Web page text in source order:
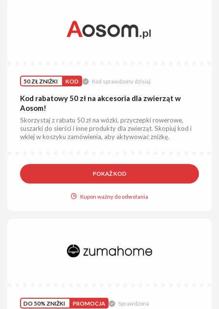
50 ZŁ ZNIŻKI KOD Kod sprawdzony dzisiaj
Kod rabatowy 50 zł na akcesoria dla zwierząt w
Aosom!
Skorzystaj z rabatu 50 zł na wózki, przyczepki rowerowe,
suszarki do sierści i inne produkty dla zwierząt. Skopiuj kod i
wklej w koszyku zamówienia, aby aktywować zniżkę.
POKAŻ KOD
Kupon ważny do odwołania
DO 50% ZNIŻKI PROMOCJA Sprawdzona